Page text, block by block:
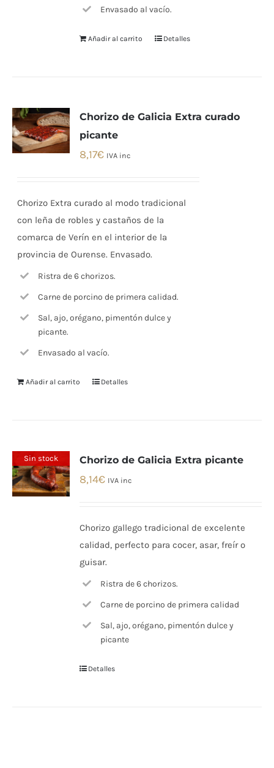
Envasado al vacío.
Añadir al carrito Detalles
Chorizo de Galicia Extra curado
picante
8,17€ IVA inc
Chorizo Extra curado al modo tradicional
con leña de robles y castaños de la
comarca de Verín en el interior de la
provincia de Ourense. Envasado.
Ristra de 6 chorizos.
Carne de porcino de primera calidad.
Sal, ajo, orégano, pimentón dulce y
picante.
Envasado al vacío.
Añadir al carrito Detalles
Sin stock Chorizo de Galicia Extra picante
8,14€ IVA inc
Chorizo gallego tradicional de excelente
calidad, perfecto para cocer, asar, freír o
guisar.
Ristra de 6 chorizos.
Carne de porcino de primera calidad
Sal, ajo, orégano, pimentón dulce y
picante
Detalles